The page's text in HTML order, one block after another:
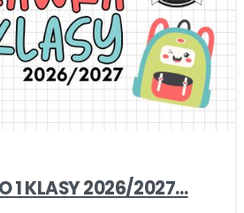
-
1 KLASY 2026/2027…